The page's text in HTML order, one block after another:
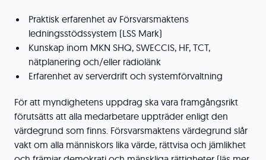
Praktisk erfarenhet av Försvarsmaktens
ledningsstödssystem (LSS Mark)
Kunskap inom MKN SHQ, SWECCIS, HF, TCT,
nätplanering och/eller radiolänk
Erfarenhet av serverdrift och systemförvaltning
För att myndighetens uppdrag ska vara framgångsrikt
förutsätts att alla medarbetare uppträder enligt den
värdegrund som finns. Försvarsmaktens värdegrund slår
vakt om alla människors lika värde, rättvisa och jämlikhet